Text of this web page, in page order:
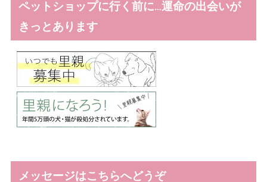
ペットショップに行く前に…運命の出会いが
きっとあります
メッセージはこちらへどうぞ